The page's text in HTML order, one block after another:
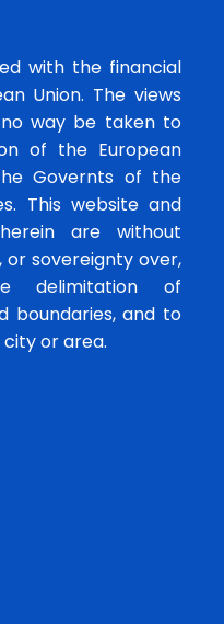
with the financial
Union. The views
way be taken to
of the European
Governts of the
This website and
are without
sovereignty over,
delimitation of
boundaries, and to
or area.